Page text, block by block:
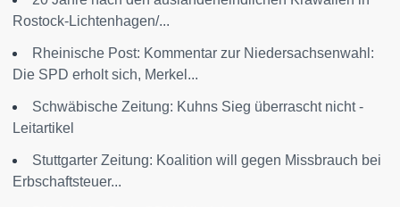
Rostock-Lichtenhagen/...
Rheinische Post: Kommentar zur Niedersachsenwahl:
Die SPD erholt sich, Merkel...
Schwäbische Zeitung: Kuhns Sieg überrascht nicht -
Leitartikel
Stuttgarter Zeitung: Koalition will gegen Missbrauch bei
Erbschaftsteuer...